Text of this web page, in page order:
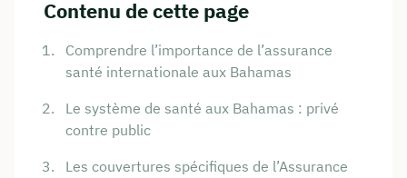
Contenu de cette page
Comprendre l’importance de l’assurance
santé internationale aux Bahamas
Le système de santé aux Bahamas : privé
contre public
Les couvertures spécifiques de l’Assurance